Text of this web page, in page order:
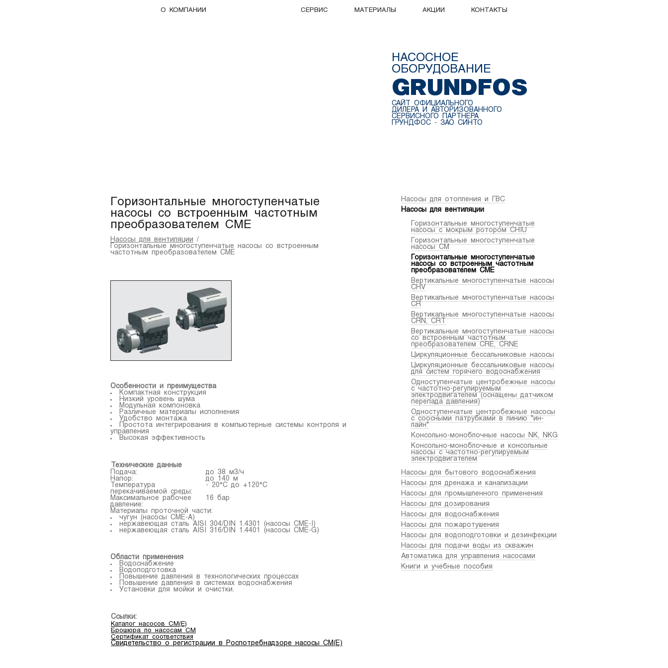
О КОМПАНИИ СЕРВИС МАТЕРИАЛЫ АКЦИИ КОНТАКТЫ
НАСОСНОЕ
ОБОРУДОВАНИЕ
GRUNDFOS
САЙТ ОФИЦИАЛЬНОГО
ДИЛЕРА И АВТОРИЗОВАННОГО
СЕРВИСНОГО ПАРТНЕРА
ГРУНДФОС - ЗАО СИНТО
Горизонтальные многоступенчатые
насосы со встроенным частотным
преобразователем CME
Насосы для вентиляции
/
Горизонтальные многоступенчатые насосы со встроенным
частотным преобразователем CME
Особенности и преимущества
Компактная конструкция
Низкий уровень шума
Модульная компоновка
Различные материалы исполнения
Удобство монтажа
Простота интегрирования в компьютерные системы контроля и
управления
Высокая эффективность
Технические данные
Подача:
до 38 м3/ч
Напор:
до 140 м
Температура
перекачиваемой среды:
- 20°C до +120°C
Максимальное рабочее
давление:
16 бар
Материалы проточной части:
чугун (насосы CME-A)
нержавеющая сталь AISI 304/DIN 1.4301 (насосы CME-I)
нержавеющая сталь AISI 316/DIN 1.4401 (насосы CME-G)
Области применения
Водоснабжение
Водоподготовка
Повышение давления в технологических процессах
Повышение давления в системах водоснабжения
Установки для мойки и очистки.
Ссылки:
Каталог насосов CM(E)
Брошюра по насосам CM
Сертификат соответствия
Свидетельство о регистрации в Роспотребнадзоре насосы СM(E)
Насосы для отопления и ГВС
Насосы для вентиляции
Горизонтальные многоступенчатые
насосы с мокрым ротором CHIU
Горизонтальные многоступенчатые
насосы CM
Горизонтальные многоступенчатые
насосы со встроенным частотным
преобразователем CME
Вертикальные многоступенчатые насосы
CHV
Вертикальные многоступенчатые насосы
CR
Вертикальные многоступенчатые насосы
CRN, CRT
Вертикальные многоступенчатые насосы
со встроенным частотным
преобразователем CRE, CRNE
Циркуляционные бессальниковые насосы
Циркуляционные бессальниковые насосы
для систем горячего водоснабжения
Одноступенчатые центробежные насосы
с частотно-регулируемым
электродвигателем (оснащены датчиком
перепада давления)
Одноступенчатые центробежные насосы
с соосными патрубками в линию "ин-
лайн"
Консольно-моноблочные насосы NK, NKG
Консольно-моноблочные и консольные
насосы с частотно-регулируемым
электродвигателем
Насосы для бытового водоснабжения
Насосы для дренажа и канализации
Насосы для промышленного применения
Насосы для дозирования
Насосы для водоснабжения
Насосы для пожаротушения
Насосы для водоподготовки и дезинфекции
Насосы для подачи воды из скважин
Автоматика для управления насосами
Книги и учебные пособия